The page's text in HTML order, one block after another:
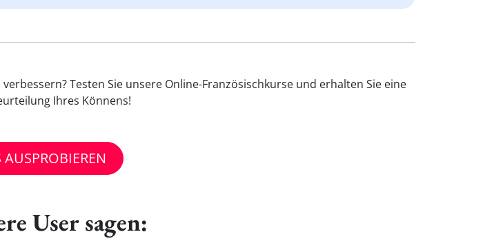
Testen Sie unsere Online-Französischkurse und erhalten Sie eine
Ihres Könnens!
AUSPROBIEREN
User sagen: